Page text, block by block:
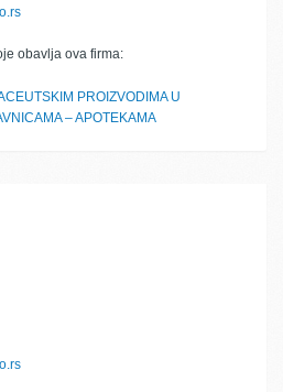
obavlja ova firma:
PROIZVODIMA U
– APOTEKAMA